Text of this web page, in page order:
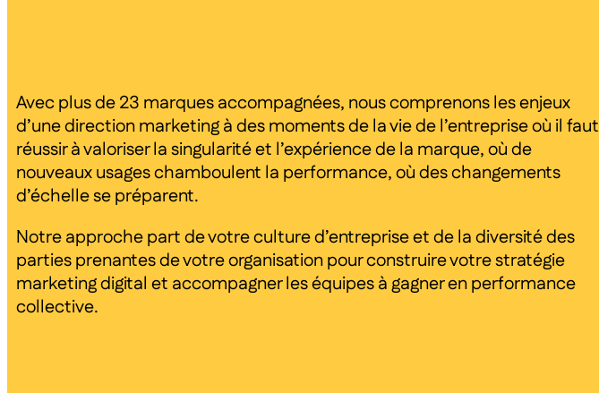
Avec plus de 23 marques accompagnées, nous comprenons les enjeux
d’une direction marketing à des moments de la vie de l’entreprise où il faut
réussir à valoriser la singularité et l’expérience de la marque, où de
nouveaux usages chamboulent la performance, où des changements
d’échelle se préparent.
Notre approche part de votre culture d’entreprise et de la diversité des
parties prenantes de votre organisation pour construire votre stratégie
marketing digital et accompagner les équipes à gagner en performance
collective.